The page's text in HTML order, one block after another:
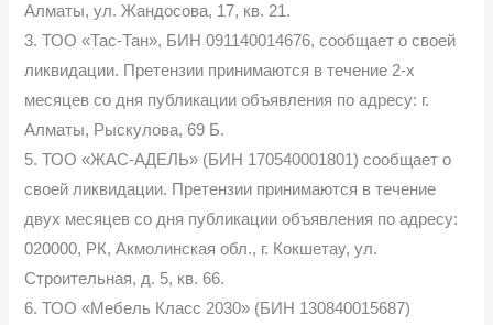
Алматы, ул. Жандосова, 17, кв. 21.
3. ТОО «Тас-Тан», БИН 091140014676, сообщает о своей
ликвидации. Претензии принимаются в течение 2-х
месяцев со дня публикации объявления по адресу: г.
Алматы, Рыскулова, 69 Б.
5. ТОО «ЖАС-АДЕЛЬ» (БИН 170540001801) сообщает о
своей ликвидации. Претензии принимаются в течение
двух месяцев со дня публикации объявления по адресу:
020000, РК, Акмолинская обл., г. Кокшетау, ул.
Строительная, д. 5, кв. 66.
6. ТОО «Мебель Класс 2030» (БИН 130840015687)